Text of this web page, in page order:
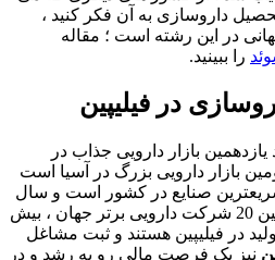
داروسازی به آن فکر کنید ،
را ببینید.
در فیلیپین
یازدهمین بازار دارویی جذاب در
بازار دارویی بزرگ در آسیا است
صنایع در کشور است و سال
به سال رشد کرده است ، از بین 20 شرکت دارویی برتر جهان ، بیش
تولید در فیلیپین هستند و ثبت مشاغل
نیز یک فرصت مالی رو به رشد و در